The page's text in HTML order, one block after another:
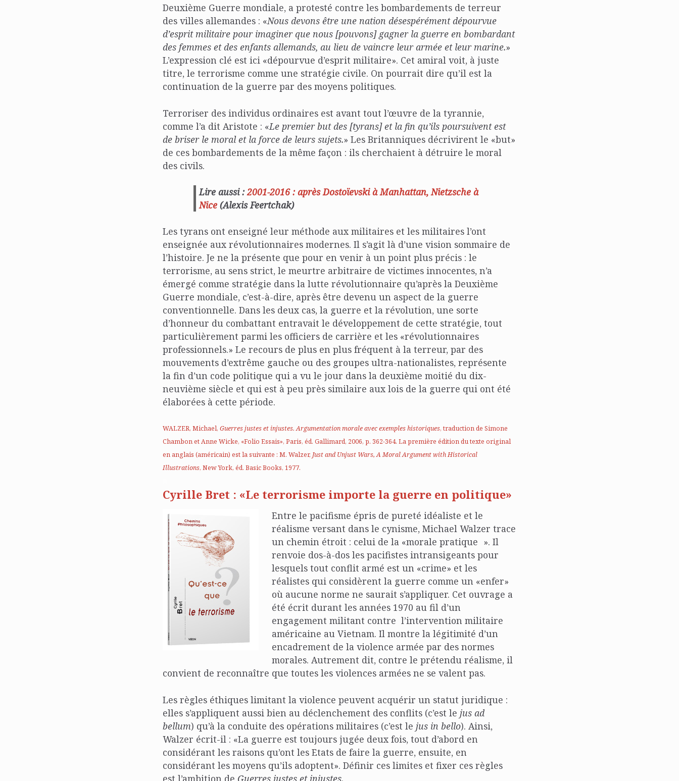
Deuxième Guerre mondiale, a protesté contre les bombardements de terreur
des villes allemandes : «Nous devons être une nation désespérément dépourvue
d’esprit militaire pour imaginer que nous [pouvons] gagner la guerre en bombardant
des femmes et des enfants allemands, au lieu de vaincre leur armée et leur marine.»
L’expression clé est ici «dépourvue d’esprit militaire». Cet amiral voit, à juste
titre, le terrorisme comme une stratégie civile. On pourrait dire qu’il est la
continuation de la guerre par des moyens politiques.
Terroriser des individus ordinaires est avant tout l’œuvre de la tyrannie,
comme l’a dit Aristote : «Le premier but des [tyrans] et la fin qu’ils poursuivent est
de briser le moral et la force de leurs sujets.» Les Britanniques décrivirent le «but»
de ces bombardements de la même façon : ils cherchaient à détruire le moral
des civils.
Lire aussi :2001-2016 : après Dostoïevski à Manhattan, Nietzsche à
Nice (Alexis Feertchak)
Les tyrans ont enseigné leur méthode aux militaires et les militaires l’ont
enseignée aux révolutionnaires modernes. Il s’agit là d’une vision sommaire de
l’histoire. Je ne la présente que pour en venir à un point plus précis : le
terrorisme, au sens strict, le meurtre arbitraire de victimes innocentes, n’a
émergé comme stratégie dans la lutte révolutionnaire qu’après la Deuxième
Guerre mondiale, c’est-à-dire, après être devenu un aspect de la guerre
conventionnelle. Dans les deux cas, la guerre et la révolution, une sorte
d’honneur du combattant entravait le développement de cette stratégie, tout
particulièrement parmi les officiers de carrière et les «révolutionnaires
professionnels.» Le recours de plus en plus fréquent à la terreur, par des
mouvements d’extrême gauche ou des groupes ultra-nationalistes, représente
la fin d’un code politique qui a vu le jour dans la deuxième moitié du dix-
neuvième siècle et qui est à peu près similaire aux lois de la guerre qui ont été
élaborées à cette période.
WALZER, Michael, Guerres justes et injustes. Argumentation morale avec exemples historiques, traduction de Simone
Chambon et Anne Wicke, «Folio Essais», Paris, éd. Gallimard, 2006, p. 362-364. La première édition du texte original
en anglais (américain) est la suivante : M. Walzer, Just and Unjust Wars, A Moral Argument with Historical
Illustrations, New York, éd. Basic Books, 1977.
Cyrille Bret : «Le terrorisme importe la guerre en politique»
Entre le pacifisme épris de pureté idéaliste et le
réalisme versant dans le cynisme, Michael Walzer trace
un chemin étroit : celui de la «morale pratique ». Il
renvoie dos-à-dos les pacifistes intransigeants pour
lesquels tout conflit armé est un «crime» et les
réalistes qui considèrent la guerre comme un «enfer»
où aucune norme ne saurait s’appliquer. Cet ouvrage a
été écrit durant les années 1970 au fil d’un
engagement militant contre l’intervention militaire
américaine au Vietnam. Il montre la légitimité d’un
encadrement de la violence armée par des normes
morales. Autrement dit, contre le prétendu réalisme, il
convient de reconnaître que toutes les violences armées ne se valent pas.
Les règles éthiques limitant la violence peuvent acquérir un statut juridique :
elles s’appliquent aussi bien au déclenchement des conflits (c’est le jus ad
bellum) qu’à la conduite des opérations militaires (c’est le jus in bello). Ainsi,
Walzer écrit-il : «La guerre est toujours jugée deux fois, tout d’abord en
considérant les raisons qu’ont les Etats de faire la guerre, ensuite, en
considérant les moyens qu’ils adoptent». Définir ces limites et fixer ces règles
est l’ambition de Guerres justes et injustes.